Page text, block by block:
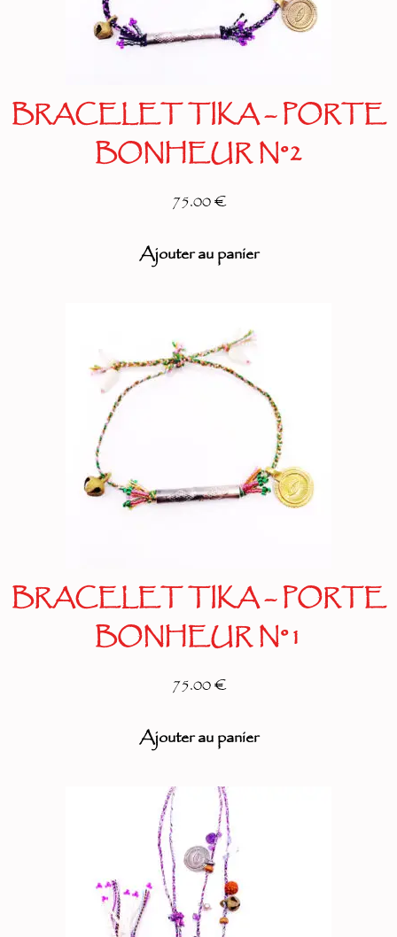
BRACELET TIKA – PORTE
BONHEUR N°2
75.00 €
Ajouter au panier
BRACELET TIKA – PORTE
BONHEUR N°1
75.00 €
Ajouter au panier